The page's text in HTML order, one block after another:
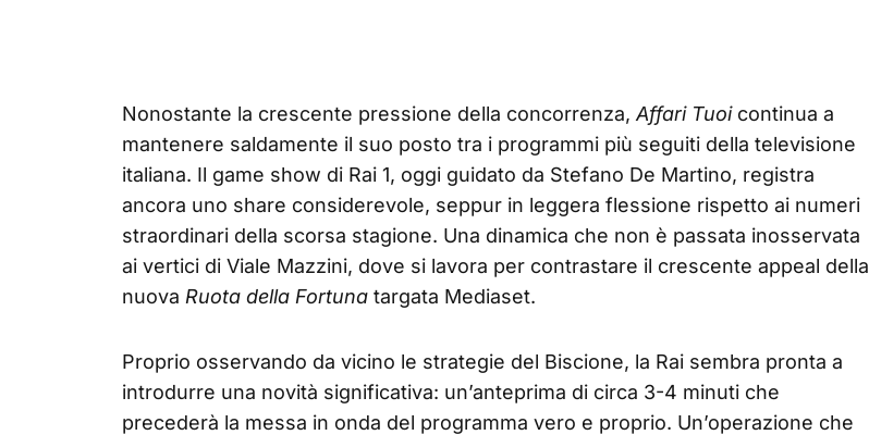
Nonostante la crescente pressione della concorrenza, Affari Tuoicontinua a
mantenere saldamente il suo posto tra i programmi più seguiti della televisione
italiana. Il game show di Rai 1, oggi guidato da Stefano De Martino, registra
ancora uno share considerevole, seppur in leggera flessione rispetto ai numeri
straordinari della scorsa stagione. Una dinamica che non è passata inosservata
ai vertici di Viale Mazzini, dove si lavora per contrastare il crescente appeal della
nuova Ruota della Fortuna targata Mediaset.
Proprio osservando da vicino le strategie del Biscione, la Rai sembra pronta a
introdurre una novità significativa: un’anteprima di circa 3-4 minuti che
precederà la messa in onda del programma vero e proprio. Un’operazione che